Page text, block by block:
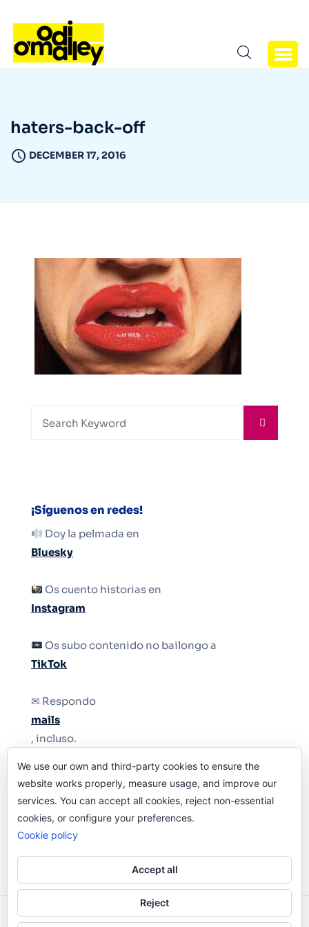
haters-back-off
DECEMBER 17, 2016
¡Síguenos en redes!
Doy la pelmada en
Bluesky
Os cuento historias en
Instagram
Os subo contenido no bailongo a
TikTok
✉ Respondo
mails
, incluso.
Y si una persona no puede tener teléfono, que
le quiten el teléfono.
Odi O'Malley © 2016-2025. Todos Los Derechos
We use our own and third-party cookies to ensure the
website works properly, measure usage, and improve our
services. You can accept all cookies, reject non-essential
cookies, or configure your preferences.
Cookie policy
Accept all
Reject